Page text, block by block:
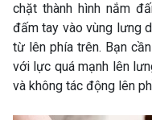
chặt thành hình nắm
đấm tay vào vùng lưng
từ lên phía trên. Bạn
với lực quá mạnh lên
và không tác động lên